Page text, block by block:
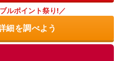
ルポイント祭り!／
細を調べよう